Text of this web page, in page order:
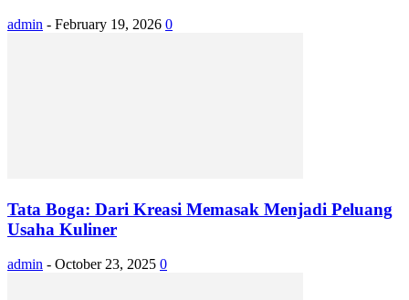
admin - February 19, 2026 0
Tata Boga: Dari Kreasi Memasak Menjadi Peluang
Usaha Kuliner
admin - October 23, 2025 0